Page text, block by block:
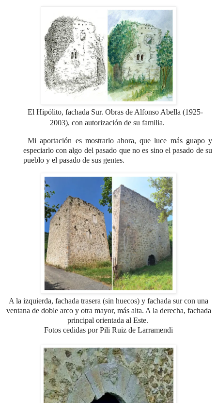
El Hipólito, fachada Sur. Obras de Alfonso Abella (1925-
2003), con autorización de su familia.
Mi aportación es mostrarlo ahora, que luce más guapo y
especiarlo con algo del pasado que no es sino el pasado de su
pueblo y el pasado de sus gentes.
A la izquierda, fachada trasera (sin huecos) y fachada sur con una
ventana de doble arco y otra mayor, más alta. A la derecha, fachada
principal orientada al Este.
Fotos cedidas por Pili Ruiz de Larramendi